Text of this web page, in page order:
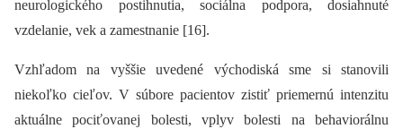
neurologického postihnutia, sociálna podpora, dosiahnuté
vzdelanie, vek a zamestnanie [16].
Vzhľadom na vyššie uvedené východiská sme si stanovili
niekoľko cieľov. V súbore pacientov zistiť priemernú intenzitu
aktuálne pociťovanej bolesti, vplyv bolesti na behaviorálnu